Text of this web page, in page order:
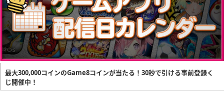
最大300,000コインのGame8コインが当たる！30秒で引ける事前登録く
じ開催中！